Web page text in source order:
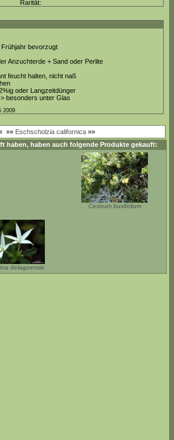
Rarität:
Frühjahr bevorzugt
Anzuchterde + Sand oder Perlite
feucht halten, nicht naß
oder Langzeitdünger
besonders unter Glas
2009
»» Eschscholzia californica»»
haben, haben auch folgende Produkte gekauft:
Cestrum buxifolium
delagoensis